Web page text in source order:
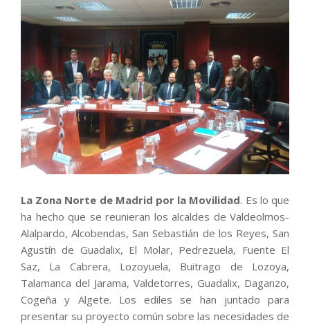
La Zona Norte de Madrid por la Movilidad. Es lo que
ha hecho que se reunieran los alcaldes de Valdeolmos-
Alalpardo, Alcobendas, San Sebastián de los Reyes, San
Agustín de Guadalix, El Molar, Pedrezuela, Fuente El
Saz, La Cabrera, Lozoyuela, Buitrago de Lozoya,
Talamanca del Jarama, Valdetorres, Guadalix, Daganzo,
Cogeña y Algete. Los ediles se han juntado para
presentar su proyecto común sobre las necesidades de